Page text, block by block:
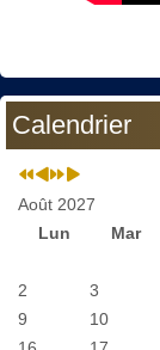
Calendrier
Août 2027
Lun
Mar
2
3
9
10